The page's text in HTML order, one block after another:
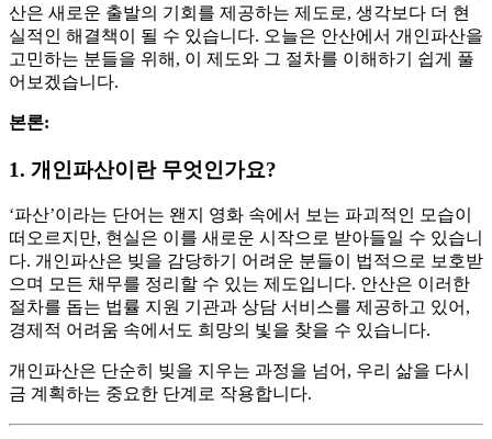
산은 새로운 출발의 기회를 제공하는 제도로, 생각보다 더 현
실적인 해결책이 될 수 있습니다. 오늘은 안산에서 개인파산을
고민하는 분들을 위해, 이 제도와 그 절차를 이해하기 쉽게 풀
어보겠습니다.
본론:
1. 개인파산이란 무엇인가요?
‘파산’이라는 단어는 왠지 영화 속에서 보는 파괴적인 모습이
떠오르지만, 현실은 이를 새로운 시작으로 받아들일 수 있습니
다. 개인파산은 빚을 감당하기 어려운 분들이 법적으로 보호받
으며 모든 채무를 정리할 수 있는 제도입니다. 안산은 이러한
절차를 돕는 법률 지원 기관과 상담 서비스를 제공하고 있어,
경제적 어려움 속에서도 희망의 빛을 찾을 수 있습니다.
개인파산은 단순히 빚을 지우는 과정을 넘어, 우리 삶을 다시
금 계획하는 중요한 단계로 작용합니다.